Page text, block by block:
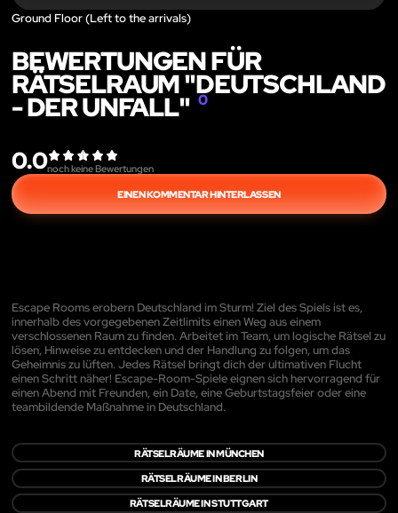
Ground Floor (Left to the arrivals)
BEWERTUNGEN FÜR
RÄTSELRAUM "DEUTSCHLAND
- DER UNFALL"0
0.0noch keine Bewertungen
EINEN KOMMENTAR HINTERLASSEN
Escape Rooms erobern Deutschland im Sturm! Ziel des Spiels ist es,
innerhalb des vorgegebenen Zeitlimits einen Weg aus einem
verschlossenen Raum zu finden. Arbeitet im Team, um logische Rätsel zu
lösen, Hinweise zu entdecken und der Handlung zu folgen, um das
Geheimnis zu lüften. Jedes Rätsel bringt dich der ultimativen Flucht
einen Schritt näher! Escape-Room-Spiele eignen sich hervorragend für
einen Abend mit Freunden, ein Date, eine Geburtstagsfeier oder eine
teambildende Maßnahme in Deutschland.
RÄTSELRÄUME IN MÜNCHEN
RÄTSELRÄUME IN BERLIN
RÄTSELRÄUME IN STUTTGART